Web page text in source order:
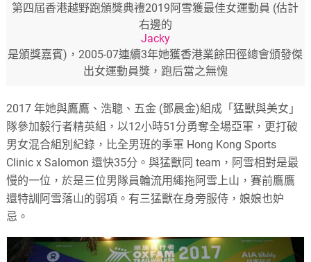
第四屆香港越野跑頒獎典禮2019阿雪獲最佳女運動員 (估計
右邊的
Jacky
是頒獎嘉賓)，2005-07連續3年她獲香港業餘田徑總會頒發傑
出女運動員獎，跑后當之無愧
2017 年她與鷹鷹、浩聰、五金 (鄧晨金)組成「猛獸與美女」
隊參加毅行者精英組，以12小時51分勇奪全場亞軍，更打破
男女混合組別紀錄，比全男班的季軍 Hong Kong Sports
Clinic x Salomon 還快35分。與猛獸同 team，阿雪相對是最
慢的一位，於是三位男隊員輪流用繩拖阿雪上山，賽前鷹鷹
還特訓阿雪落山的弱項。有三猛獸在身旁服侍，娘娘也妒
忌。